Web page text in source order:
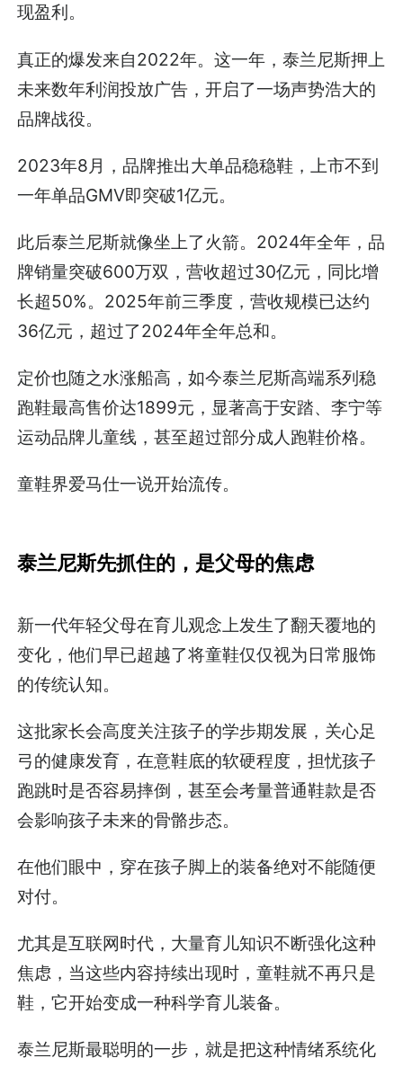
现盈利。
真正的爆发来自2022年。这一年，泰兰尼斯押上
未来数年利润投放广告，开启了一场声势浩大的
品牌战役。
2023年8月，品牌推出大单品稳稳鞋，上市不到
一年单品GMV即突破1亿元。
此后泰兰尼斯就像坐上了火箭。2024年全年，品
牌销量突破600万双，营收超过30亿元，同比增
长超50%。2025年前三季度，营收规模已达约
36亿元，超过了2024年全年总和。
定价也随之水涨船高，如今泰兰尼斯高端系列稳
跑鞋最高售价达1899元，显著高于安踏、李宁等
运动品牌儿童线，甚至超过部分成人跑鞋价格。
童鞋界爱马仕一说开始流传。
泰兰尼斯先抓住的，是父母的焦虑
新一代年轻父母在育儿观念上发生了翻天覆地的
变化，他们早已超越了将童鞋仅仅视为日常服饰
的传统认知。
这批家长会高度关注孩子的学步期发展，关心足
弓的健康发育，在意鞋底的软硬程度，担忧孩子
跑跳时是否容易摔倒，甚至会考量普通鞋款是否
会影响孩子未来的骨骼步态。
在他们眼中，穿在孩子脚上的装备绝对不能随便
对付。
尤其是互联网时代，大量育儿知识不断强化这种
焦虑，当这些内容持续出现时，童鞋就不再只是
鞋，它开始变成一种科学育儿装备。
泰兰尼斯最聪明的一步，就是把这种情绪系统化